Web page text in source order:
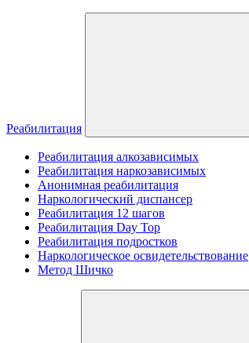
Реабилитация
Реабилитация алкозависимых
Реабилитация наркозависимых
Анонимная реабилитация
Наркологический диспансер
Реабилитация 12 шагов
Реабилитация Day Top
Реабилитация подростков
Наркологическое освидетельствование
Метод Шичко